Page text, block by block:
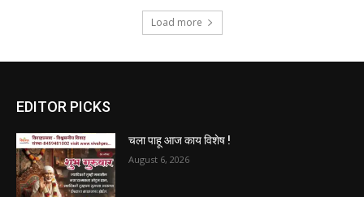
Load more
EDITOR PICKS
चला पाहू आज काय विशेष !
August 6, 2026